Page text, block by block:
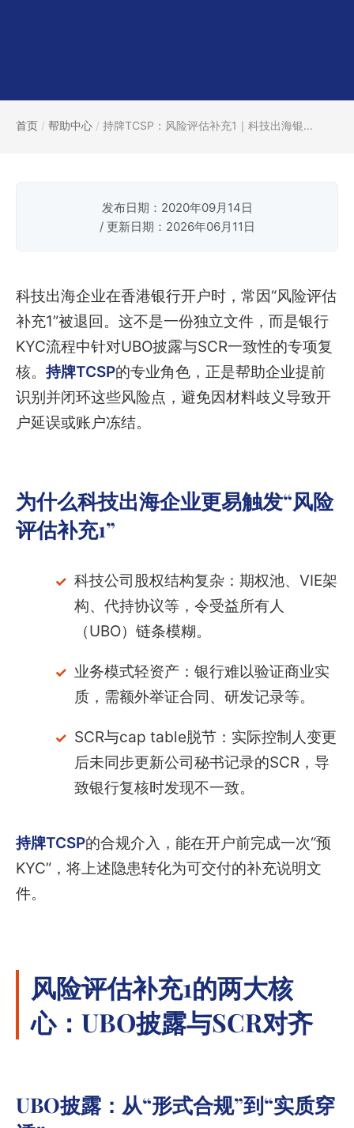
首页 / 帮助中心 / 持牌TCSP：风险评估补充1｜科技出海银...
发布日期：2020年09月14日
/ 更新日期：2026年06月11日
科技出海企业在香港银行开户时，常因“风险评估
补充1”被退回。这不是一份独立文件，而是银行
KYC流程中针对UBO披露与SCR一致性的专项复
核。 持牌TCSP的专业角色，正是帮助企业提前
识别并闭环这些风险点，避免因材料歧义导致开
户延误或账户冻结。
为什么科技出海企业更易触发“风险
评估补充1”
科技公司股权结构复杂：期权池、VIE架
构、代持协议等，令受益所有人
（UBO）链条模糊。
业务模式轻资产：银行难以验证商业实
质，需额外举证合同、研发记录等。
SCR与cap table脱节：实际控制人变更
后未同步更新公司秘书记录的SCR，导
致银行复核时发现不一致。
持牌TCSP的合规介入，能在开户前完成一次“预
KYC”，将上述隐患转化为可交付的补充说明文
件。
风险评估补充1的两大核
心：UBO披露与SCR对齐
UBO披露：从“形式合规”到“实质穿